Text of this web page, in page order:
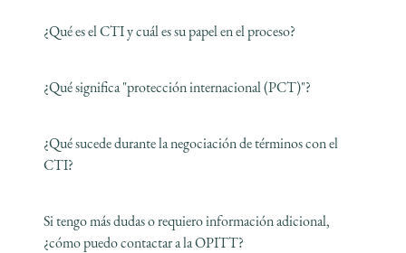
¿Qué es el CTI y cuál es su papel en el proceso?
¿Qué significa "protección internacional (PCT)"?
¿Qué sucede durante la negociación de términos con el
CTI?
Si tengo más dudas o requiero información adicional,
¿cómo puedo contactar a la OPITT?